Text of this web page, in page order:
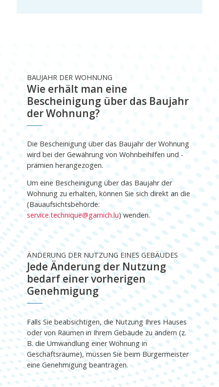
Wie erhält man eine
Bescheinigung über das Baujahr
der Wohnung?
BAUJAHR DER WOHNUNG
Die Bescheinigung über das Baujahr der Wohnung
wird bei der Gewährung von Wohnbeihilfen und -
prämien herangezogen.
Um eine Bescheinigung über das Baujahr der
Wohnung zu erhalten, können Sie sich direkt an die
(Bauaufsichtsbehörde:
service.technique@garnich.lu) wenden.
Jede Änderung der Nutzung
bedarf einer vorherigen
Genehmigung
ÄNDERUNG DER NUTZUNG EINES GEBÄUDES
Falls Sie beabsichtigen, die Nutzung Ihres Hauses
oder von Räumen in Ihrem Gebäude zu ändern (z.
B. die Umwandlung einer Wohnung in
Geschäftsräume), müssen Sie beim Bürgermeister
eine Genehmigung beantragen.